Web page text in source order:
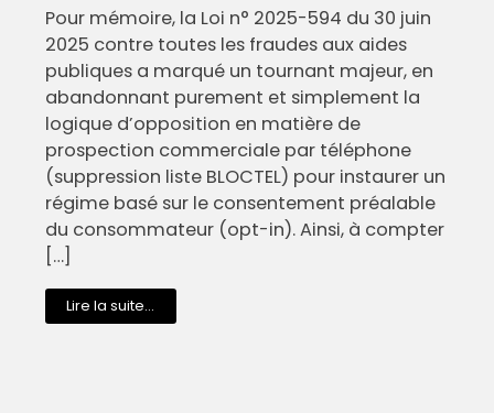
Pour mémoire, la Loi n° 2025-594 du 30 juin
2025 contre toutes les fraudes aux aides
publiques a marqué un tournant majeur, en
abandonnant purement et simplement la
logique d’opposition en matière de
prospection commerciale par téléphone
(suppression liste BLOCTEL) pour instaurer un
régime basé sur le consentement préalable
du consommateur (opt-in). Ainsi, à compter
[…]
Lire la suite...